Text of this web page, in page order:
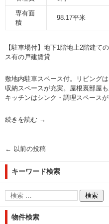
専有面
積
98.17平米
【駐車場付】地下1階地上2階建て
ス有の戸建賃貸
敷地内駐車スペース付。リビング
収納スペースが充実。屋根裏部屋も
キッチンはシンク・調理スペース
続きを読む →
← 以前の投稿
キーワード検索
物件検索